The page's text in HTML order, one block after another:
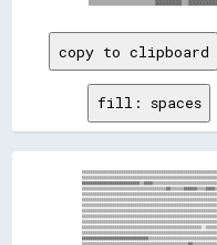
copy to clipboard
fill: spaces
▒▒▒▒▒▒▒▒▒▒▒▒▒▒▒▒▒▒▒▒▒▒▒▒▒▒▒▒▒▒▒▒▒▒▒▒▒▒▒▒▒▒▒▒▒▒▒▒▒▒▒▒▒▒▒▒▒▒▒▒▒▒▒▒▒▒▒▒▒▒▒▒▒▒▒▒▒▒▒▒▒▒▒▒▒▒▒▒▒▒▒▒▒▒░░░░░░▒▒▒▒▒▒▒▒▒▒▒▒░░░░░░░░▒▒▒▒▒▒░░░░▒▒▒▒▒▒▒▒▒▒▒▒▒▒▒▒▒▒▒▒
▒▒▒▒▒▒▒▒▒▒▒▒▒▒▒▒▒▒▒▒▒▒▒▒▒▒▒▒▒▒▒▒▒▒▒▒▒▒▒▒▒▒▒▒▒▒▒▒▒▒▒▒▒▒▒▒▒▒▒▒▒▒▒▒▒▒▒▒▒▒▒▒▒▒▒▒▒▒▒▒▒▒▒▒▒▒▒▒▒▒▒▒░░░░░░░░▒▒▒▒▒▒▒▒▒▒░░░░▒▒▒▒▒▒░░▒▒░░  ▒▒▒▒▒▒▒▒▒▒▒▒▒▒▒▒▒▒▒▒▒▒
▓▓▓▓▓▓▓▓▓▓▓▓▓▓▓▓▓▓▓▓▓▓▓▓▓▓▒▒▓▓▓▓▒▒▒▒▒▒▒▒▒▒▒▒▒▒▒▒▒▒▒▒▒▒▒▒▒▒▒▒▒▒▒▒▒▒▒▒▒▒▒▒▒▒▒▒▒▒▒▒▒▒▒▒▒▒▒▒▒▒▒▒░░▒▒▒▒░░░░▒▒▒▒░░▒▒▒▒▒▒▒▒▒▒▒▒░░░░░░▒▒▒▒▒▒▒▒▒▒▒▒▒▒▒▒▒▒▒▒▒▒▒▒
▒▒▒▒▒▒▒▒▒▒▒▒▒▒▒▒▒▒▒▒▒▒▒▒▒▒▒▒▒▒▒▒▒▒▒▒▒▒▓▓▒▒▒▒▒▒▓▓▓▓▓▓▒▒▒▒▓▓▓▓▒▒▒▒▒▒▒▒▒▒▒▒▒▒▒▒▒▒▒▒▒▒▒▒▒▒▒▒▒▒▒▒░░▒▒▒▒░░▒▒░░░░▒▒▒▒▒▒░░▒▒▒▒░░░░░░░░▒▒▒▒▒▒▒▒▒▒▒▒▒▒▒▒▒▒▒▒▒▒▒▒
▒▒▒▒▒▒▒▒▒▒▒▒▒▒▒▒▒▒▒▒▒▒▒▒▒▒▒▒▒▒▒▒▒▒▒▒▒▒▒▒▒▒▒▒▒▒▒▒▒▒▒▒▒▒▒▒▒▒▒▒▒▒▒▒▒▒▒▒▒▒▒▒▒▒▒▒▒▒▒▒▓▓▒▒▓▓▓▓▓▓▒▒░░▒▒░░░░░░▒▒▒▒░░░░▒▒░░░░░░░░░░  ▒▒▒▒▒▒▒▒▒▒▒▒▒▒▒▒▒▒▒▒▒▒▒▒▒▒
▒▒▒▒▒▒▒▒▒▒▒▒▒▒▒▒▒▒▒▒▒▒▒▒▒▒▒▒▒▒▒▒▒▒▒▒▒▒▒▒▒▒▒▒▒▒▒▒▒▒▒▒▒▒▒▒▒▒▒▒▒▒▒▒▒▒▒▒▒▒▒▒▒▒▒▒▒▒▒▒▒▒▒▒▒▒▒▒▒▒▒▒░░░░░░▒▒░░░░░░▒▒░░░░░░░░░░░░  ▒▒▒▒▒▒▓▓▒▒▒▒▒▒▒▒▒▒▒▒▒▒▒▒▒▒▒▒
▒▒▒▒▒▒▒▒▒▒▒▒▒▒▒▒▒▒▒▒▒▒▒▒▒▒▒▒▒▒▒▒▒▒▒▒▒▒▒▒▒▒▒▒▒▒▒▒▒▒▒▒▒▒▒▒▒▒▒▒▒▒▒▒▒▒▒▒▒▒▒▒▒▒▒▒▒▒▒▒▒▒▒▒▒▒▒▒▒▒▒▒░░░░░░░░░░░░░░    ░░░░    ░░▒▒▒▒▒▒▒▒▒▒▒▒▒▒▒▒▒▒▒▒▒▒▒▒▒▒▒▒▒▒
▒▒▒▒▒▒▒▒▒▒▒▒▒▒▒▒▒▒▒▒▒▒▒▒▒▒▒▒▒▒▒▒▒▒▒▒▒▒▒▒▒▒▒▒▒▒▒▒▒▒▒▒▒▒▒▒▒▒▒▒▒▒▒▒▒▒▒▒▒▒▒▒▒▒▒▒▒▒▒▒▒▒▒▒▒▒▒▒▒▒▒▒░░░░░░░░░░░░▒▒  ░░░░      ░░  ░░▒▒▒▒▒▒▒▒▒▒▒▒▒▒▒▒▒▒▒▒▒▒▒▒▒▒
▒▒▒▒▒▒▒▒▒▒▒▒▒▒▒▒▒▒▒▒▒▒▒▒▒▒▒▒▒▒▒▒▒▒▒▒▒▒▒▒▒▒▒▒▒▒▒▒▒▒▒▒▒▒▒▒▒▒▒▒▒▒▒▒▒▒▒▒▒▒▒▒▒▒▒▒▒▒▒▒    ▒▒▒▒▒▒░░░░░░░░░░  ░░    ░░              ▒▒▒▒▒▒▒▒▒▒▒▒▒▒▒▒▒▒▒▒▒▒▒▒▒▒
▒▒▒▒▒▒▒▒▒▒▒▒▒▒▒▒▒▒▒▒▒▒▒▒▒▒▒▒▒▒▒▒▒▒▒▒▒▒▒▒▒▒▒▒▒▒▒▒▒▒▒▒▒▒▒▒▒▒▒▒▒▒▒▒▒▒▒▒▒▒▒▒▒▒▒▒▒▒▒▒░░    ░░▒▒▒▒░░░░░░░░  ▒▒  ░░░░░░░░░░        ░░░░▒▒▒▒▒▒▒▒▒▒▒▒▒▒▒▒▒▒▒▒▒▒
▒▒▒▒▒▒▒▒▒▒▒▒▒▒▒▒▒▒▒▒▒▒▒▒▒▒▒▒▒▒▒▒▒▒▒▒▒▒▒▒▒▒▒▒▒▒▒▒▒▒▒▒▒▒░░▒▒▒▒▒▒▒▒▒▒▒▒▒▒▒▒░░▒▒▒▒▒▒▒▒      ░░░░░░░░░░      ░░░░░░░░░░░░░░  ░░    ▒▒▒▒▒▒▒▒▒▒▒▒▒▒▒▒▒▒▒▒▒▒▒▒
▒▒▒▒▒▒▒▒▒▒▒▒▒▒▒▒▒▒▒▒▒▒▒▒▒▒▒▒▒▒▒▒▒▒▒▒▒▒▒▒▒▒▒▒▒▒▒▒▒▒▒▒▒▒▒▒▒▒▒▒▒▒▒▒▒▒▒▒▒▒▒▒░░▒▒▒▒▒▒░░▒▒░░░░  ░░▒▒░░    ░░    ████▓▓▒▒░░░░░░░░░░░░░░░░▒▒▒▒▒▒▒▒▒▒▒▒▒▒▒▒▒▒▒▒
▓▓▓▓▓▓▓▓▓▓▓▓▓▓▓▓▓▓▓▓▓▓▓▓▓▓▓▓▓▓▒▒▒▒▒▒▒▒▒▒▒▒▒▒▒▒▒▒▒▒▒▒▒▒▒▒▒▒▒▒▒▒▒▒▒▒▒▒▒▒▒▒░░░░▒▒▒▒▒▒▒▒▒▒▒▒  ░░░░▒▒  ░░░░  ▓▓████████▓▓░░░░░░░░░░░░  ▒▒▒▒▒▒▒▒▒▒▒▒▒▒▒▒▒▒▒▒
▒▒▒▒▒▒▒▒▒▒▒▒▒▒▒▒▒▒▒▒▒▒▒▒▒▒▒▒▒▒▒▒▒▒▒▒▒▒▒▒▒▒▒▒▒▒▒▒▓▓▒▒▒▒▒▒▒▒▒▒▒▒▒▒▓▓▓▓▓▓▒▒▒▒░░▓▓▒▒▒▒▒▒▒▒▒▒▒▒░░░░░░░░░░░░██████████████▒▒▒▒░░░░░░░░░░▒▒▒▒▒▒▒▒▒▒▒▒▒▒▒▒▒▒▒▒
▒▒▒▒▒▒▒▒▒▒▒▒▒▒▒▒▒▒▒▒▒▒▒▒▒▒▒▒▒▒▒▒▒▒▒▒▒▒▒▒▒▒▒▒▒▒▒▒▒▒▒▒▒▒▒▒▒▒▒▒▒▒▒▒▒▒▒▒▒▒▒▒░░▒▒░░▒▒▒▒▒▒▒▒▒▒▒▒░░░░▓▓  ░░░░████████████████▒▒░░░░░░░░░░  ▒▒▒▒▒▒▒▒▒▒▒▒▒▒▒▒▒▒
▒▒▒▒▒▒▒▒▒▒▒▒▒▒▒▒▒▒▒▒▒▒▒▒▒▒▒▒▒▒▒▒▒▒▒▒▒▒▒▒▒▒▒▒▒▒▒▒▒▒▒▒▒▒▒▒▒▒▒▒▒▒▒▒▒▒▒▒▒▒▒▒▒▒▒▒░░▒▒▒▒▒▒▒▒▒▒▒▒░░  ░░░░░░██████████████████▓▓░░░░░░░░░░░░▒▒▒▒▒▒▒▒▒▒▒▒▒▒▒▒▒▒
▒▒▒▒▒▒▒▒▒▒▒▒▒▒▒▒▒▒▒▒▒▒▒▒▒▒▒▒▒▒▒▒▒▒▒▒▒▒▒▒▒▒▒▒▒▒▒▒▒▒▒▒▒▒▒▒▒▒▒▒░░░░▒▒▒▒▒▒▒▒▒▒▒▒░░░░▒▒▒▒▒▒▒▒░░░░░░▒▒░░░░▒▒██████████████████▒▒░░░░░░░░░░▒▒▒▒▒▒▒▒▒▒▒▒▒▒▒▒▒▒
▒▒▒▒▒▒▒▒▒▒▒▒▒▒▒▒▒▒▒▒▒▒▒▒▒▒▒▒▒▒▒▒▒▒▒▒▒▒▒▒▒▒▒▒░░░░▒▒▒▒▒▒░░░░░░▒▒░░▒▒▒▒▒▒▒▒▒▒▒▒▒▒░░▒▒▒▒░░░░░░    ▒▒    ████████████████████▒▒▒▒░░░░░░▒▒▒▒▒▒▒▒▒▒▒▒▒▒▒▒▒▒▒▒
▒▒▒▒▒▒▒▒▒▒▒▒▒▒▒▒▒▒▒▒▒▒▒▒▒▒▒▒░░▒▒▒▒▒▒▒▒▒▒░░▒▒▒▒▒▒▒▒▒▒▒▒▒▒░░░░░░  ░░▒▒▒▒▒▒░░▒▒▒▒░░░░▒▒░░░░▓▓  ░░░░▓▓██████████████████████▒▒░░░░░░░░░░░░▒▒▒▒▒▒▒▒▒▒▒▒▒▒▒▒
▒▒▒▒▒▒▒▒▒▒▒▒▒▒▒▒▒▒░░░░▒▒▒▒  ▒▒░░▒▒▒▒░░▒▒▒▒▒▒░░░░░░░░▒▒▒▒░░░░░░    ░░  ░░░░░░░░▒▒░░▒▒▒▒░░░░▒▒░░██████████████████████████▒▒░░░░░░░░░░▒▒▒▒▒▒▒▒▒▒▒▒▒▒▒▒▒▒
▒▒▒▒▒▒▒▒▒▒▒▒▒▒▒▒▒▒░░        ░░  ░░░░▒▒░░░░░░░░░░░░░░░░  ░░          ░░░░░░░░░░░░░░░░░░░░▒▒▒▒▒▒░░████████████████████████▒▒░░░░░░░░▒▒░░▒▒▒▒▒▒▒▒▒▒▒▒▒▒▒▒
▒▒▒▒▒▒▒▒▒▒  ▒▒▒▒░░            ░░░░  ░░░░░░░░░░░░░░░░░░    ░░░░░░░░  ░░    ░░░░░░░░  ▒▒░░░░▓▓░░  ▒▒▒▒░░░░▒▒▓▓████████████▒▒░░░░░░░░▒▒░░░░▒▒▒▒▒▒▒▒▒▒▒▒▒▒
▒▒▒▒▓▓▓▓░░    ░░░░░░░░      ░░  ░░  ░░░░░░░░░░░░░░░░░░    ░░░░░░░░░░░░░░░░  ░░░░  ░░▒▒    ▒▒▒▒▒▒░░░░░░░░░░████████████▓▓░░░░░░░░░░░░▒▒░░░░▒▒▒▒▒▒▒▒▒▒▒▒
▒▒▒▒▒▒▒▒░░        ░░░░░░░░░░░░      ▒▒░░░░▒▒░░░░░░    ░░░░░░░░████████▒▒░░░░  ░░░░▒▒░░░░▒▒▒▒▒▒░░▓▓░░░░░░░░████████████▒▒░░░░░░▒▒▒▒▒▒▒▒▒▒░░░░▒▒▒▒▒▒▒▒▒▒
▒▒▒▒▒▒░░░░      ░░░░░░░░░░░░  ░░      ░░▒▒▒▒▒▒▒▒░░░░░░░░░░▒▒████████████▒▒░░░░░░▒▒▒▒░░░░▒▒▒▒▒▒░░▒▒▒▒▒▒▒▒████████████▒▒░░░░░░░░░░░░▒▒▒▒▒▒▒▒░░░░░░▒▒▒▒▒▒
▒▒▒▒░░░░  ░░░░░░░░▒▒▓▓▓▓▓▓██      ░░░░▒▒▒▒▒▒▒▒░░░░  ░░░░▒▒████████████████░░░░▒▒▒▒▒▒░░▒▒░░░░▓▓░░▓▓▒▒░░▒▒▒▒░░░░░░██▓▓░░░░░░░░░░░░░░░░▒▒▒▒▒▒▒▒▒▒▒▒░░░░▒▒
▒▒    ░░░░░░░░░░▓▓▓▓▓▓██████░░░░░░    ▒▒▒▒▒▒▒▒░░  ░░░░░░██████████████████